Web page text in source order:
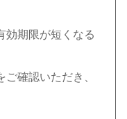
効期限が短くなる
確認いただき、